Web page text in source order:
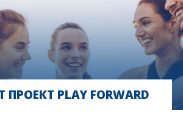
ТЕБ
PLAY FORWARD